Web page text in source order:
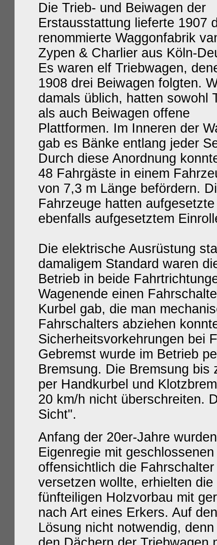
Die Trieb- und Beiwagen der
Erstausstattung lieferte 1907
renommierte Waggonfabrik
Zypen & Charlier aus Köln-
Es waren elf Triebwagen,
1908 drei Beiwagen folgten.
damals üblich, hatten sowohl
als auch Beiwagen offene
Plattformen. Im Inneren der
gab es Bänke entlang jeder
Durch diese Anordnung
48 Fahrgäste in einem
von 7,3 m Länge befördern.
Fahrzeuge hatten
ebenfalls aufgesetztem
Die elektrische Ausrüstung
damaligem Standard waren
Betrieb in beide
Wagenende einen
Kurbel gab, die man
Fahrschalters abziehen
Sicherheitsvorkehrungen bei
Gebremst wurde im Betrieb
Bremsung. Die Bremsung
per Handkurbel und
20 km/h nicht überschreiten.
Sicht".
Anfang der 20er-Jahre
Eigenregie mit
offensichtlich die
versetzen wollte, erhielten
fünfteiligen Holzvorbau mit
nach Art eines Erkers. Auf
Lösung nicht notwendig,